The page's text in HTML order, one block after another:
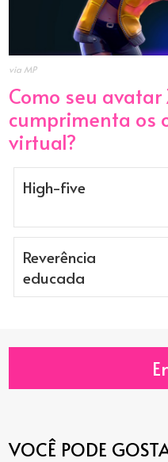
via MP
Como seu avatar
cumprimenta os
virtual?
High-five
Reverência
educada
VOCÊ PODE